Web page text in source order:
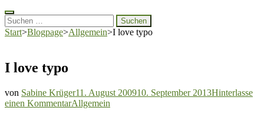
Suchen
nach:
Start>Blogpage>Allgemein>I love typo
I love typo
von Sabine Krüger11. August 200910. September 2013Hinterlasse
einen Kommentarzu
Allgemein